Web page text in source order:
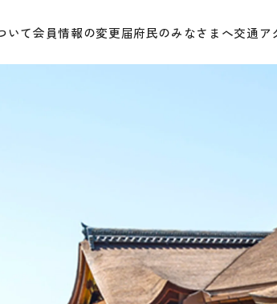
いて会員情報の変更届府民のみなさまへ交通ア